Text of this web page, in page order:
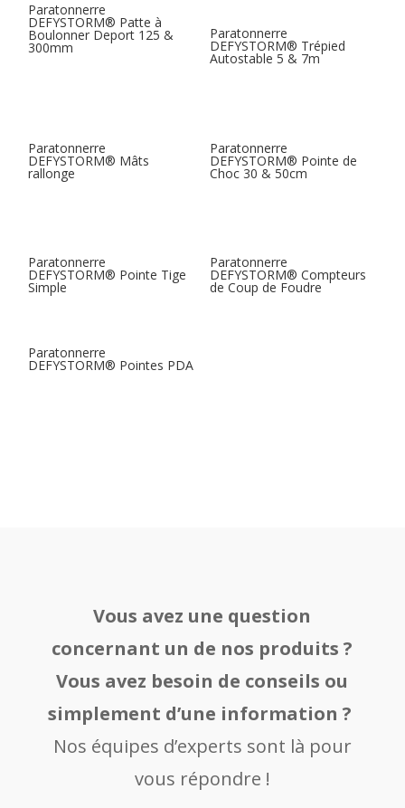
Paratonnerre
DEFYSTORM® Patte à
Boulonner Deport 125 &
300mm
Paratonnerre
DEFYSTORM® Trépied
Autostable 5 & 7m
Paratonnerre
DEFYSTORM® Mâts
rallonge
Paratonnerre
DEFYSTORM® Pointe de
Choc 30 & 50cm
Paratonnerre
DEFYSTORM® Pointe Tige
Simple
Paratonnerre
DEFYSTORM® Compteurs
de Coup de Foudre
Paratonnerre
DEFYSTORM® Pointes PDA
Vous avez une question
concernant un de nos produits ?
Vous avez besoin de conseils ou
simplement d’une information ?
Nos équipes d’experts sont là pour
vous répondre !